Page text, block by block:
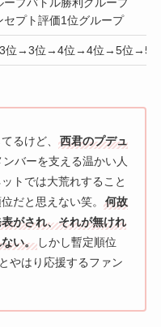
ープバトル勝利グループ
セプト評価1位グループ
位→3位→4位→4位→5位→5
るけど、
西君のプデュ
ンバーを支える温かい人
トでは大荒れすること
だと思えない笑。
何故
がされ、それが無けれ
い。しかし暫定順位
やはり応援するファン